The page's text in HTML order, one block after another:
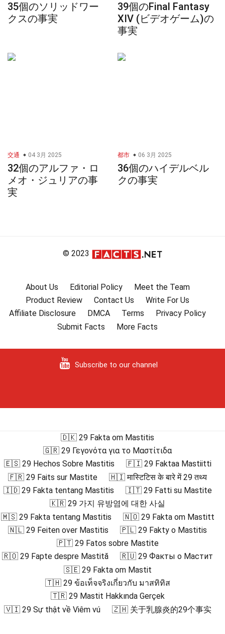
35個のソリッドワー
クスの事実
39個のFinal Fantasy
XIV (ビデオゲーム)の
事実
交通 04 3月 2025
32個のアルファ・ロ
メオ・ジュリアの事
実
都市 06 3月 2025
36個のハイデルベル
クの事実
© 2023
About Us Editorial Policy
Meet the Team
Product Review
Contact Us
Write For Us
Affiliate Disclosure
DMCA Terms
Privacy Policy
Submit Facts
More Facts
Subscribe to our channel
🇩🇰 29 Fakta om Mastitis
🇬🇷 29 Γεγονότα για το Μαστίτιδα
🇪🇸 29 Hechos Sobre Mastitis
🇫🇮 29 Faktaa Mastiitti
🇫🇷 29 Faits sur Mastite
🇭🇮 मास्टिटिस के बारे में 29 तथ्य
🇮🇩 29 Fakta tentang Mastitis
🇮🇹 29 Fatti su Mastite
🇰🇷 29 가지 유방염에 대한 사실
🇲🇸 29 Fakta tentang Mastitis
🇳🇴 29 Fakta om Mastitt
🇳🇱 29 Feiten over Mastitis
🇵🇱 29 Fakty o Mastitis
🇵🇹 29 Fatos sobre Mastite
🇷🇴 29 Fapte despre Mastită
🇷🇺 29 Факты о Мастит
🇸🇪 29 Fakta om Mastit
🇹🇭 29 ข้อเท็จจริงเกี่ยวกับ มาสทิทิส
🇹🇷 29 Mastit Hakkında Gerçek
🇻🇮 29 Sự thật về Viêm vú
🇿🇭 关于乳腺炎的29个事实